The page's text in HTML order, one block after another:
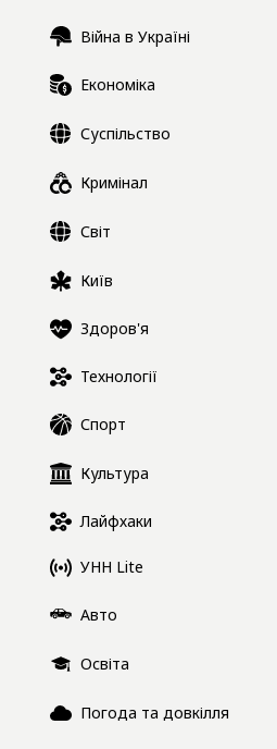
Війна в Україні
Економіка
Суспільство
Кримінал
Світ
Київ
Здоров'я
Технології
Спорт
Культура
Лайфхаки
УНН Lite
Авто
Освіта
Погода та довкілля